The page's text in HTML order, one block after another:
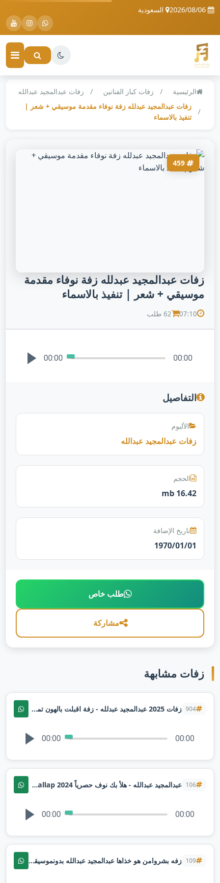
السعودية
الرئيسية زفات كبار الفنانين
زفات عبدالمجيد عبدالله
زفات عبدالمجيد عبدلله زفة نوفاء مقدمة موسيقي + شعر |
تنفيذ بالاسماء
زفات عبدالمجيد عبدلله زفة نوفاء مقدمة
موسيقي + شعر | تنفيذ بالاسماء
07:10 62 طلب
00:00 00:00
التفاصيل
الألبوم
زفات عبدالمجيد عبدالله
الحجم
16.42 mb
تاريخ الإضافة
1970/01/01
طلب خاص
مشاركة
زفات مشابهة
904 زفات 2025 عبدالمجيد عبدلله - زفة اقبلت بالهون تمشي - باسم العروس بثينه فقط
00:00 00:00
106 عبدالمجيد عبدالله - هلأ بك نوف حصرياً 2024 Abd_Almejeed_Abdallap)
00:00 00:00
109 زفه بشروامن هو خذاها عبدالمجيد عبدالله بدونموسيقى زفات2024 لطلب